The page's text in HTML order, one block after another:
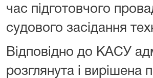
час підготовчого
судового засідання
Відповідно до КАСУ
розглянута і вирішена